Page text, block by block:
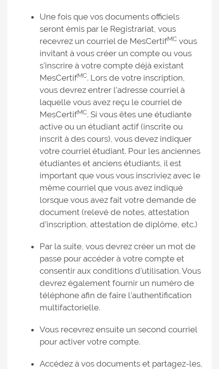
Une fois que vos documents officiels
seront émis par le Registrariat, vous
recevrez un courriel de MesCertifMC vous
invitant à vous créer un compte ou vous
s’inscrire à votre compte déjà existant
MesCertifMC. Lors de votre inscription,
vous devrez entrer l’adresse courriel à
laquelle vous avez reçu le courriel de
MesCertifMC. Si vous êtes une étudiante
active ou un étudiant actif (inscrite ou
inscrit à des cours), vous devez indiquer
votre courriel étudiant. Pour les anciennes
étudiantes et anciens étudiants, il est
important que vous vous inscriviez avec le
même courriel que vous avez indiqué
lorsque vous avez fait votre demande de
document (relevé de notes, attestation
d’inscription, attestation de diplôme, etc.)
Par la suite, vous devrez créer un mot de
passe pour accéder à votre compte et
consentir aux conditions d’utilisation. Vous
devrez également fournir un numéro de
téléphone afin de faire l’authentification
multifactorielle.
Vous recevrez ensuite un second courriel
pour activer votre compte.
Accédez à vos documents et partagez-les,